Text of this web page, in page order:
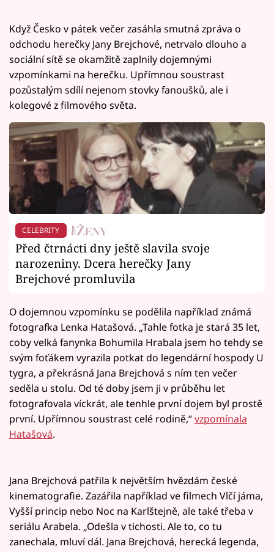
Když Česko v pátek večer zasáhla smutná zpráva o
odchodu herečky Jany Brejchové, netrvalo dlouho a
sociální sítě se okamžitě zaplnily dojemnými
vzpomínkami na herečku. Upřímnou soustrast
pozůstalým sdílí nejenom stovky fanoušků, ale i
kolegové z filmového světa.
CELEBRITY
Před čtrnácti dny ještě slavila svoje
narozeniny. Dcera herečky Jany
Brejchové promluvila
O dojemnou vzpomínku se podělila například známá
fotografka Lenka Hatašová. „Tahle fotka je stará 35 let,
coby velká fanynka Bohumila Hrabala jsem ho tehdy se
svým foťákem vyrazila potkat do legendární hospody U
tygra, a překrásná Jana Brejchová s ním ten večer
seděla u stolu. Od té doby jsem ji v průběhu let
fotografovala víckrát, ale tenhle první dojem byl prostě
první. Upřímnou soustrast celé rodině,“vzpomínala
Hatašová.
Jana Brejchová patřila k největším hvězdám české
kinematografie. Zazářila například ve filmech Vlčí jáma,
Vyšší princip nebo Noc na Karlštejně, ale také třeba v
seriálu Arabela. „Odešla v tichosti. Ale to, co tu
zanechala, mluví dál. Jana Brejchová, herecká legenda,